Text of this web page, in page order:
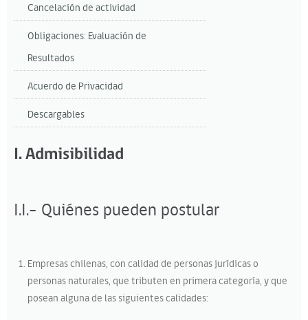
Cancelación de actividad
Obligaciones: Evaluación de
Resultados
Acuerdo de Privacidad
Descargables
I. Admisibilidad
I.I.- Quiénes pueden postular
Empresas chilenas, con calidad de personas jurídicas o
personas naturales, que tributen en primera categoría, y que
posean alguna de las siguientes calidades: